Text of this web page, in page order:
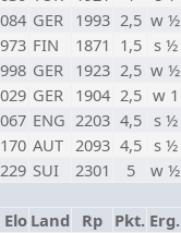
GER 1993 2,5 w ½
FIN 1871 1,5 s ½
GER 1923 2,5 w ½
GER 1904 2,5 w 1
ENG 2203 4,5 s ½
AUT 2093 4,5 s ½
SUI 2301 5 w ½
Elo Land Rp Pkt. Erg.